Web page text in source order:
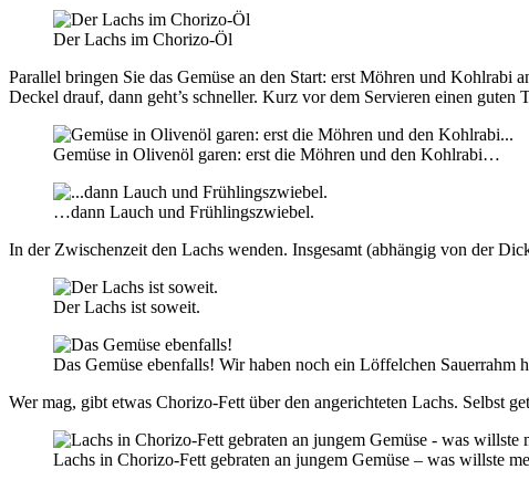
Der Lachs im Chorizo-Öl
Parallel bringen Sie das Gemüse an den Start: erst Möhren und Kohlrabi
Deckel drauf, dann geht’s schneller. Kurz vor dem Servieren einen
Gemüse in Olivenöl garen: erst die Möhren und den Kohlrabi…
…dann Lauch und Frühlingszwiebel.
In der Zwischenzeit den Lachs wenden. Insgesamt (abhängig von der
Der Lachs ist soweit.
Das Gemüse ebenfalls! Wir haben noch ein Löffelchen Sauerrahm
Wer mag, gibt etwas Chorizo-Fett über den angerichteten Lachs. Selbst
Lachs in Chorizo-Fett gebraten an jungem Gemüse – was willste